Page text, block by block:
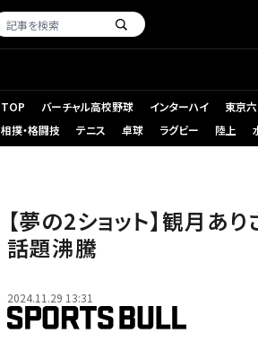
TOP バーチャル高校野球 インターハイ 東京
相撲・格闘技
テニス 卓球 ラグビー 陸上
【夢の2ショット】観月
話題沸騰
2024.11.29 13:31